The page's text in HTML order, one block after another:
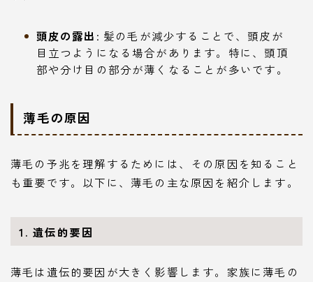
頭皮の露出 : 髪の毛が減少することで、頭皮が
目立つようになる場合があります。特に、頭頂
部や分け目の部分が薄くなることが多いです。
薄毛の原因
薄毛の予兆を理解するためには、その原因を知ること
も重要です。以下に、薄毛の主な原因を紹介します。
1. 遺伝的要因
薄毛は遺伝的要因が大きく影響します。家族に薄毛の